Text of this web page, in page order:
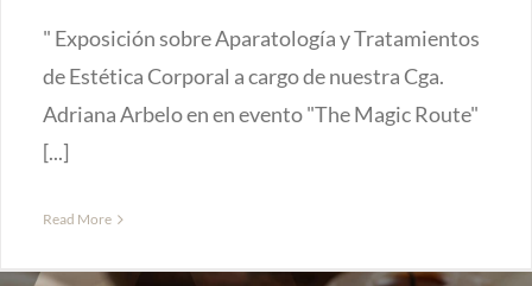
" Exposición sobre Aparatología y Tratamientos
de Estética Corporal a cargo de nuestra Cga.
Adriana Arbelo en en evento "The Magic Route"
[...]
Read More